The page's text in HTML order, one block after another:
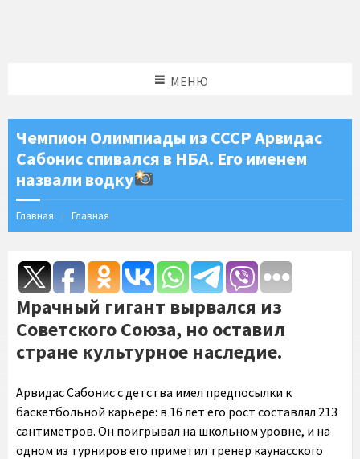
МЕНЮ
Чемпион Олимпиады из СССР Арвидас
Сабонис спивался в НБА. Его именем
назвали водку
Главная Главная
Мрачный гигант вырвался из
Советского Союза, но оставил
стране культурное наследие.
Арвидас Сабонис с детства имел предпосылки к
баскетбольной карьере: в 16 лет его рост составлял 213
сантиметров. Он поигрывал на школьном уровне, и на
одном из турниров его приметил тренер каунасского